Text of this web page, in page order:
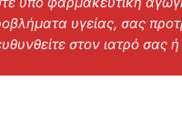
υγείας, σας
στον ιατρό σας